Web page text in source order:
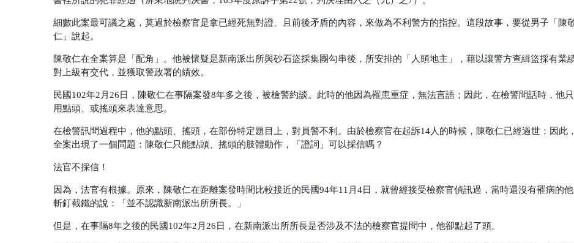
細數此案最可議之處，莫過於檢察官是拿已經死無對證、且前後矛盾的內容，來做為不利警方的指控。這段故事，要從男子「陳
仁」說起。
陳敬仁在全案算是「配角」。他被懷疑是新南派出所與砂石盜採集團勾串後，所安排的「人頭地主」，藉以讓警方查緝盜採有業
對上級有交代，並獲取警政署的績效。
民國102年2月26日，陳敬仁在事隔案發8年多之後，被檢警約談。此時的他因為罹患重症，無法言語；因此，在檢警問話時，他
用點頭、或搖頭來表達意思。
在檢警訊問過程中，他的點頭、搖頭，在部份特定題目上，對員警不利。由於檢察官在起訴14人的時候，陳敬仁已經過世；因此，
全案出現了一個問題：陳敬仁只能點頭、搖頭的肢體動作，「證詞」可以採信嗎？
法官不採信！
因為，法官有根據。原來，陳敬仁在距離案發時間比較接近的民國94年11月4日，就曾經接受檢察官偵訊過，當時還沒有罹病的他
斬釘截鐵的說：「並不認識新南派出所所長。」
但是，在事隔8年之後的民國102年2月26日，在新南派出所所長是否涉及不法的檢察官提問中，他卻點起了頭。